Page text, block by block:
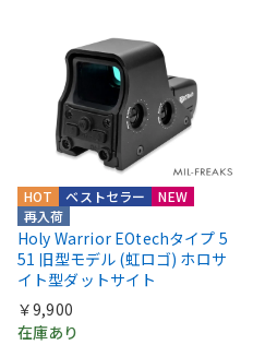
HOT
NEW
再入荷
ベストセラー
Holy Warrior EOtechタイプ 5
51 旧型モデル (虹ロゴ) ホロサ
イト型ダットサイト
￥9,900
在庫あり